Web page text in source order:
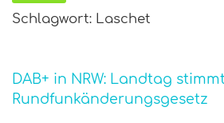
Schlagwort: Laschet
DAB+ in NRW: Landtag
Rundfunkänderungsgesetz